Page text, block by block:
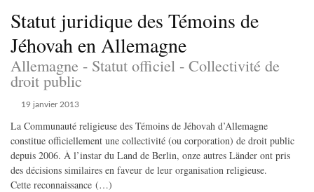
Statut juridique des Témoins de
Jéhovah en Allemagne
Allemagne - Statut officiel - Collectivité de
droit public
19 janvier 2013
La Communauté religieuse des Témoins de Jéhovah d’Allemagne
constitue officiellement une collectivité (ou corporation) de droit public
depuis 2006. À l’instar du Land de Berlin, onze autres Länder ont pris
des décisions similaires en faveur de leur organisation religieuse.
Cette reconnaissance (…)